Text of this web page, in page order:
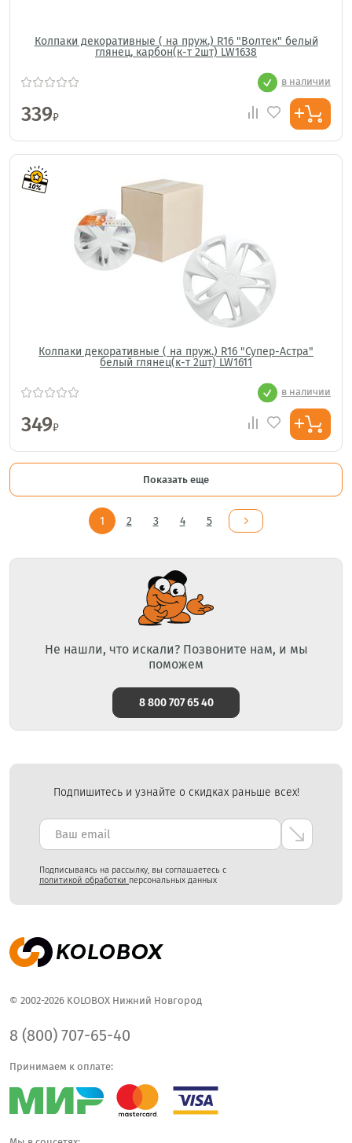
Колпаки декоративные ( на пруж.) R16 "Волтек" белый
глянец, карбон(к-т 2шт) LW1638
в наличии
339₽
Колпаки декоративные ( на пруж.) R16 "Супер-Астра"
белый глянец(к-т 2шт) LW1611
в наличии
349₽
Показать еще
1 2 3 4 5
Не нашли, что искали? Позвоните нам, и мы
поможем
8 800 707 65 40
Подпишитесь и узнайте о скидках раньше всех!
Подписываясь на рассылку, вы соглашаетесь с
политикой обработки персональных данных
© 2002-2026 KOLOBOX Нижний Новгород
8 (800) 707-65-40
Принимаем к оплате: